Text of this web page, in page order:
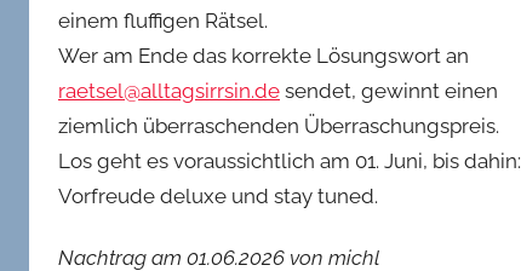
einem fluffigen Rätsel.
Wer am Ende das korrekte Lösungswort an
raetsel@alltagsirrsin.de sendet, gewinnt einen
ziemlich überraschenden Überraschungspreis.
Los geht es voraussichtlich am 01. Juni, bis dahin:
Vorfreude deluxe und stay tuned.
Nachtrag am 01.06.2026 von michl